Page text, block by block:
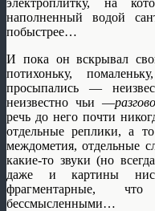
наполненный водой
побыстрее…
И пока он вскрывал
потихоньку,
просыпались —
неизвестно чьи —
речь до него почти
отдельные реплики, а
междометия, отдельные
какие-то звуки (но
даже и картины
фрагментарные,
бессмысленными…